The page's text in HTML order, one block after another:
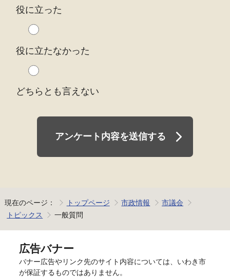
役に立った
役に立たなかった
どちらとも言えない
アンケート内容を送信する
現在のページ： トップページ 市政情報
市議会
トピックス
一般質問
広告バナー
バナー広告やリンク先のサイト内容については、いわき市
が保証するものではありません。